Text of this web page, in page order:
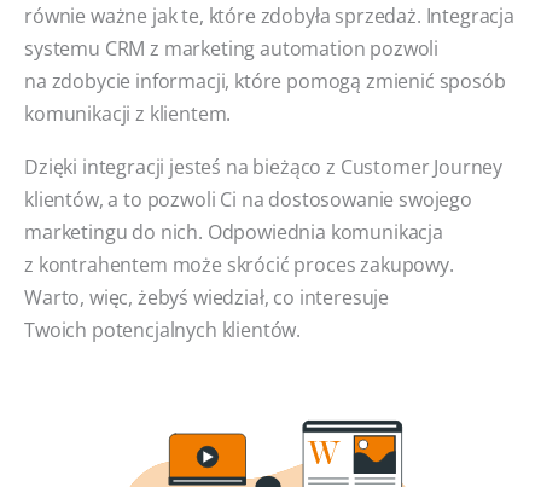
równie ważne jak te, które zdobyła sprzedaż. Integracja
systemu CRM z marketing automation pozwoli
na zdobycie informacji, które pomogą zmienić sposób
komunikacji z klientem.
Dzięki integracji jesteś na bieżąco z Customer Journey
klientów, a to pozwoli Ci na dostosowanie swojego
marketingu do nich. Odpowiednia komunikacja
z kontrahentem może skrócić proces zakupowy.
Warto, więc, żebyś wiedział, co interesuje
Twoich potencjalnych klientów.